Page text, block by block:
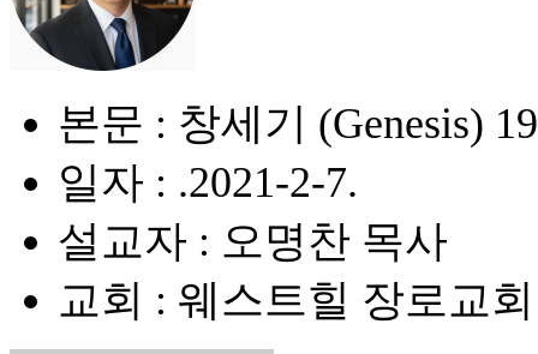
본문 : 창세기 (Genesis)
일자 : .2021-2-7.
설교자 : 오명찬 목사
교회 : 웨스트힐 장로교회